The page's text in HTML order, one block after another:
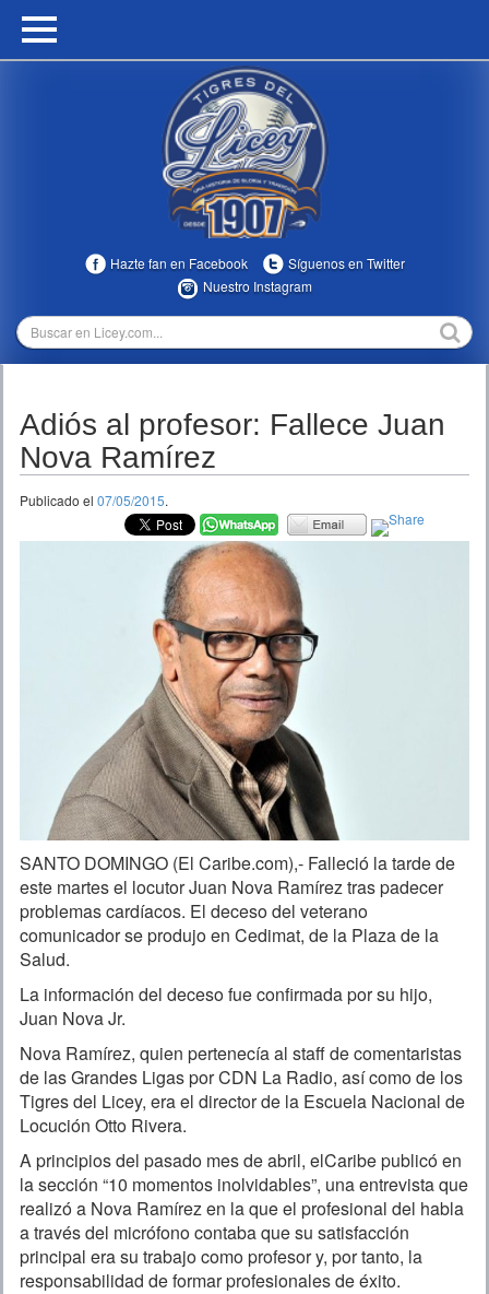
HOME
MULTIMEDIA
TEMPORADAS
Hazte fan en Facebook
Síguenos en Twitter
Nuestro Instagram
Adiós al profesor: Fallece Juan
Nova Ramírez
Publicado el 07/05/2015.
SANTO DOMINGO (El Caribe.com),- Falleció la tarde de
este martes el locutor Juan Nova Ramírez tras padecer
problemas cardíacos. El deceso del veterano
comunicador se produjo en Cedimat, de la Plaza de la
Salud.
La información del deceso fue confirmada por su hijo,
Juan Nova Jr.
Nova Ramírez, quien pertenecía al staff de comentaristas
de las Grandes Ligas por CDN La Radio, así como de los
Tigres del Licey, era el director de la Escuela Nacional de
Locución Otto Rivera.
A principios del pasado mes de abril, elCaribe publicó en
la sección “10 momentos inolvidables”, una entrevista que
realizó a Nova Ramírez en la que el profesional del habla
a través del micrófono contaba que su satisfacción
principal era su trabajo como profesor y, por tanto, la
responsabilidad de formar profesionales de éxito.